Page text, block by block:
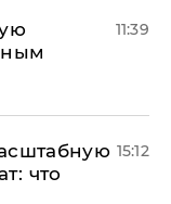
11:39
что
15:12